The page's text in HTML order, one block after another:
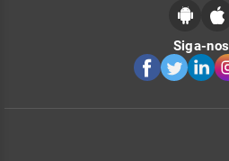
Siga-nos